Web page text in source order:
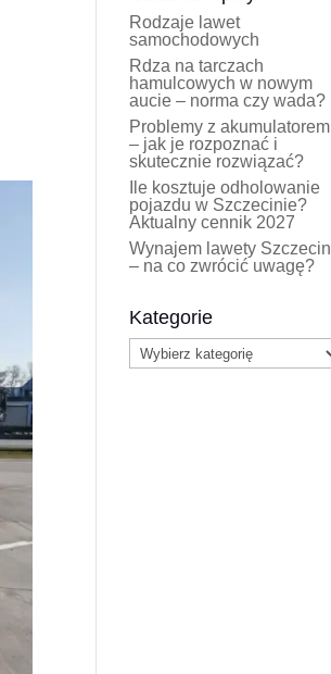
Rodzaje lawet
samochodowych
Rdza na tarczach
hamulcowych w nowym
aucie – norma czy wada?
Problemy z akumulatorem
– jak je rozpoznać i
skutecznie rozwiązać?
Ile kosztuje odholowanie
pojazdu w Szczecinie?
Aktualny cennik 2027
Wynajem lawety Szczecin
– na co zwrócić uwagę?
Kategorie
Kategorie